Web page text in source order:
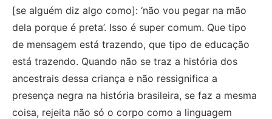
[se alguém diz algo como]: ‘não vou pegar na mão
dela porque é preta’. Isso é super comum. Que tipo
de mensagem está trazendo, que tipo de educação
está trazendo. Quando não se traz a história dos
ancestrais dessa criança e não ressignifica a
presença negra na história brasileira, se faz a mesma
coisa, rejeita não só o corpo como a linguagem